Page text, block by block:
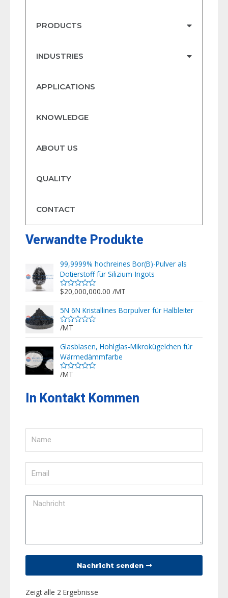
PRODUCTS
INDUSTRIES
APPLICATIONS
KNOWLEDGE
ABOUT US
QUALITY
CONTACT
Verwandte Produkte
99,9999% hochreines Bor(B)-Pulver als
Dotierstoff für Silizium-Ingots
Bewertet
mit
von
5
$20,000,000.00 /MT
5N 6N Kristallines Borpulver für Halbleiter
Bewertet
mit
von
5
/MT
Glasblasen, Hohlglas-Mikrokügelchen für
Wärmedämmfarbe
Bewertet
von
5
/MT
In Kontakt Kommen
Nachricht senden
Zeigt alle 2 Ergebnisse